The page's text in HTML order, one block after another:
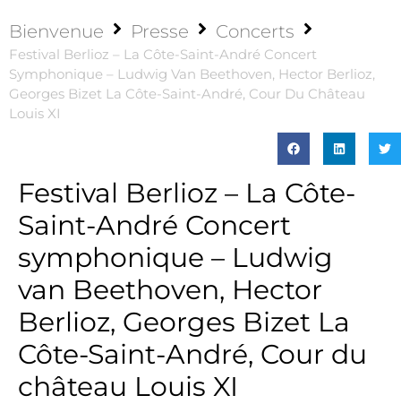
Bienvenue Presse Concerts
Festival Berlioz – La Côte-Saint-André Concert
Symphonique – Ludwig Van Beethoven, Hector Berlioz,
Georges Bizet La Côte-Saint-André, Cour Du Château
Louis XI
Festival Berlioz – La Côte-
Saint-André Concert
symphonique – Ludwig
van Beethoven, Hector
Berlioz, Georges Bizet La
Côte-Saint-André, Cour du
château Louis XI